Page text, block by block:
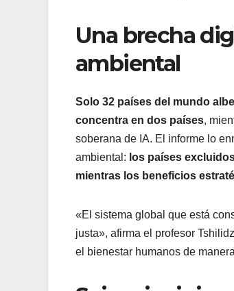
Una brecha
ambiental
Solo 32 países del mundo
concentra en dos países,
soberana de IA. El informe lo
ambiental: los países
mientras los beneficios
«El sistema global que está
justa», afirma el profesor
el bienestar humanos de